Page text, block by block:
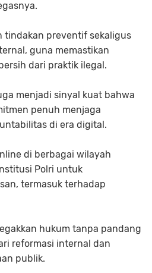
tindakan preventif sekaligus
guna memastikan
dari praktik ilegal.
menjadi sinyal kuat bahwa
penuh menjaga
di era digital.
di berbagai wilayah
Polri untuk
termasuk terhadap
hukum tanpa pandang
reformasi internal dan
publik.